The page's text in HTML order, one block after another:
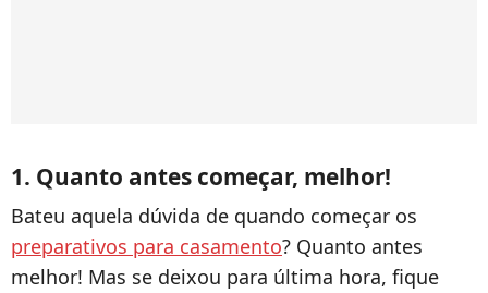
1. Quanto antes começar, melhor!
Bateu aquela dúvida de quando começar os
preparativos para casamento? Quanto antes
melhor! Mas se deixou para última hora, fique